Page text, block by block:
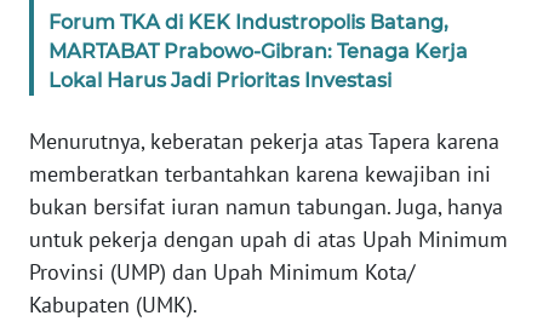
Forum TKA di KEK Industropolis Batang,
MARTABAT Prabowo-Gibran: Tenaga Kerja
Lokal Harus Jadi Prioritas Investasi
Menurutnya, keberatan pekerja atas Tapera karena
memberatkan terbantahkan karena kewajiban ini
bukan bersifat iuran namun tabungan. Juga, hanya
untuk pekerja dengan upah di atas Upah Minimum
Provinsi (UMP) dan Upah Minimum Kota/
Kabupaten (UMK).
BANTEN
WN
WN
WN
PAPUA